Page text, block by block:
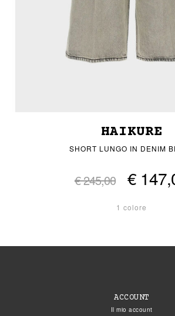
HAIKURE
SHORT LUNGO IN DENIM
€ 245,00 €
1 colore
ACCOUNT
Il mio account